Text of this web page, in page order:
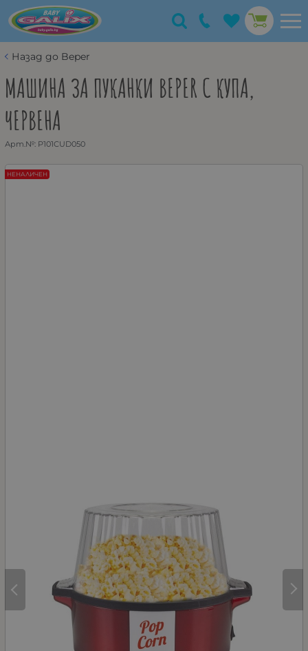
Назад до Beper
МАШИНА ЗА ПУКАНКИ BEPER С КУПА,
ЧЕРВЕНА
Арт.№: P101CUD050
НЕНАЛИЧЕН